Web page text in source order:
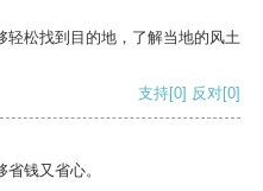
轻松找到目的地，了解当地的风土
支持[0] 反对[0]
钱又省心。